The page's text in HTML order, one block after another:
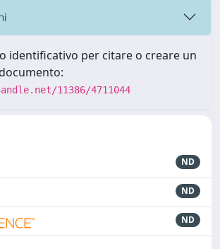
identificativo per citare o creare un
11386/4711044
ND
ND
ND